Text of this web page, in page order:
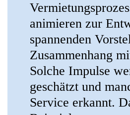
animieren zur
spannenden
Zusammenhang
Solche Impulse
geschätzt und
Service erkannt.